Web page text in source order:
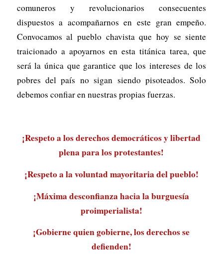
comuneros y revolucionarios consecuentes
dispuestos a acompañarnos en este gran empeño.
Convocamos al pueblo chavista que hoy se siente
traicionado a apoyarnos en esta titánica tarea, que
será la única que garantice que los intereses de los
pobres del país no sigan siendo pisoteados. Solo
debemos confiar en nuestras propias fuerzas.
¡Respeto a los derechos democráticos y libertad
plena para los protestantes!
¡Respeto a la voluntad mayoritaria del pueblo!
¡Máxima desconfianza hacia la burguesía
proimperialista!
¡Gobierne quien gobierne, los derechos se
defienden!